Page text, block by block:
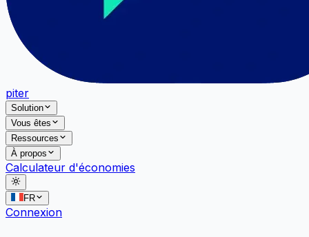
piter
Solution
Vous êtes
Ressources
À propos
Calculateur d'économies
FR
Connexion